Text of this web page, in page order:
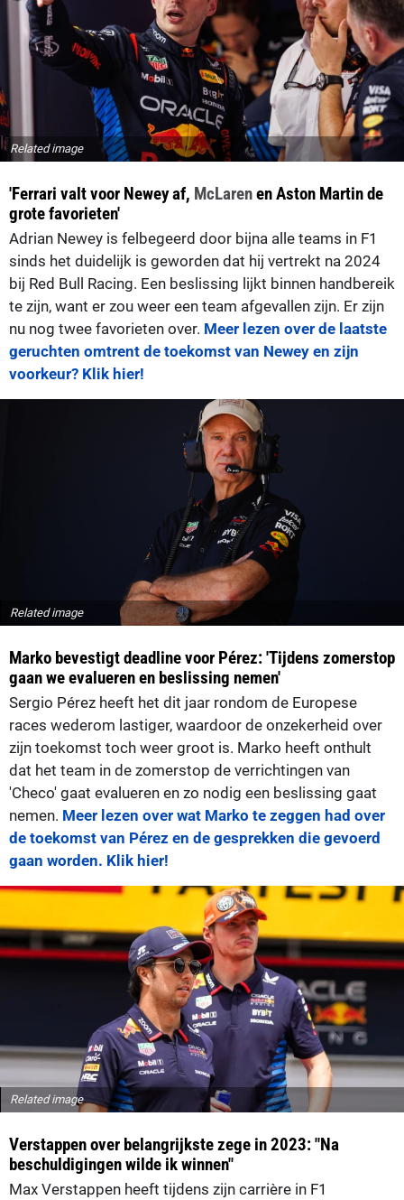
Related image
'Ferrari valt voor Newey af, McLarenen Aston Martin de
grote favorieten'
Adrian Newey is felbegeerd door bijna alle teams in F1
sinds het duidelijk is geworden dat hij vertrekt na 2024
bij Red Bull Racing. Een beslissing lijkt binnen handbereik
te zijn, want er zou weer een team afgevallen zijn. Er zijn
nu nog twee favorieten over. Meer lezen over de laatste
geruchten omtrent de toekomst van Newey en zijn
voorkeur? Klik hier!
Related image
Marko bevestigt deadline voor Pérez: 'Tijdens zomerstop
gaan we evalueren en beslissing nemen'
Sergio Pérez heeft het dit jaar rondom de Europese
races wederom lastiger, waardoor de onzekerheid over
zijn toekomst toch weer groot is. Marko heeft onthult
dat het team in de zomerstop de verrichtingen van
'Checo' gaat evalueren en zo nodig een beslissing gaat
nemen. Meer lezen over wat Marko te zeggen had over
de toekomst van Pérez en de gesprekken die gevoerd
gaan worden. Klik hier!
Related image
Verstappen over belangrijkste zege in 2023: "Na
beschuldigingen wilde ik winnen"
Max Verstappen heeft tijdens zijn carrière in F1